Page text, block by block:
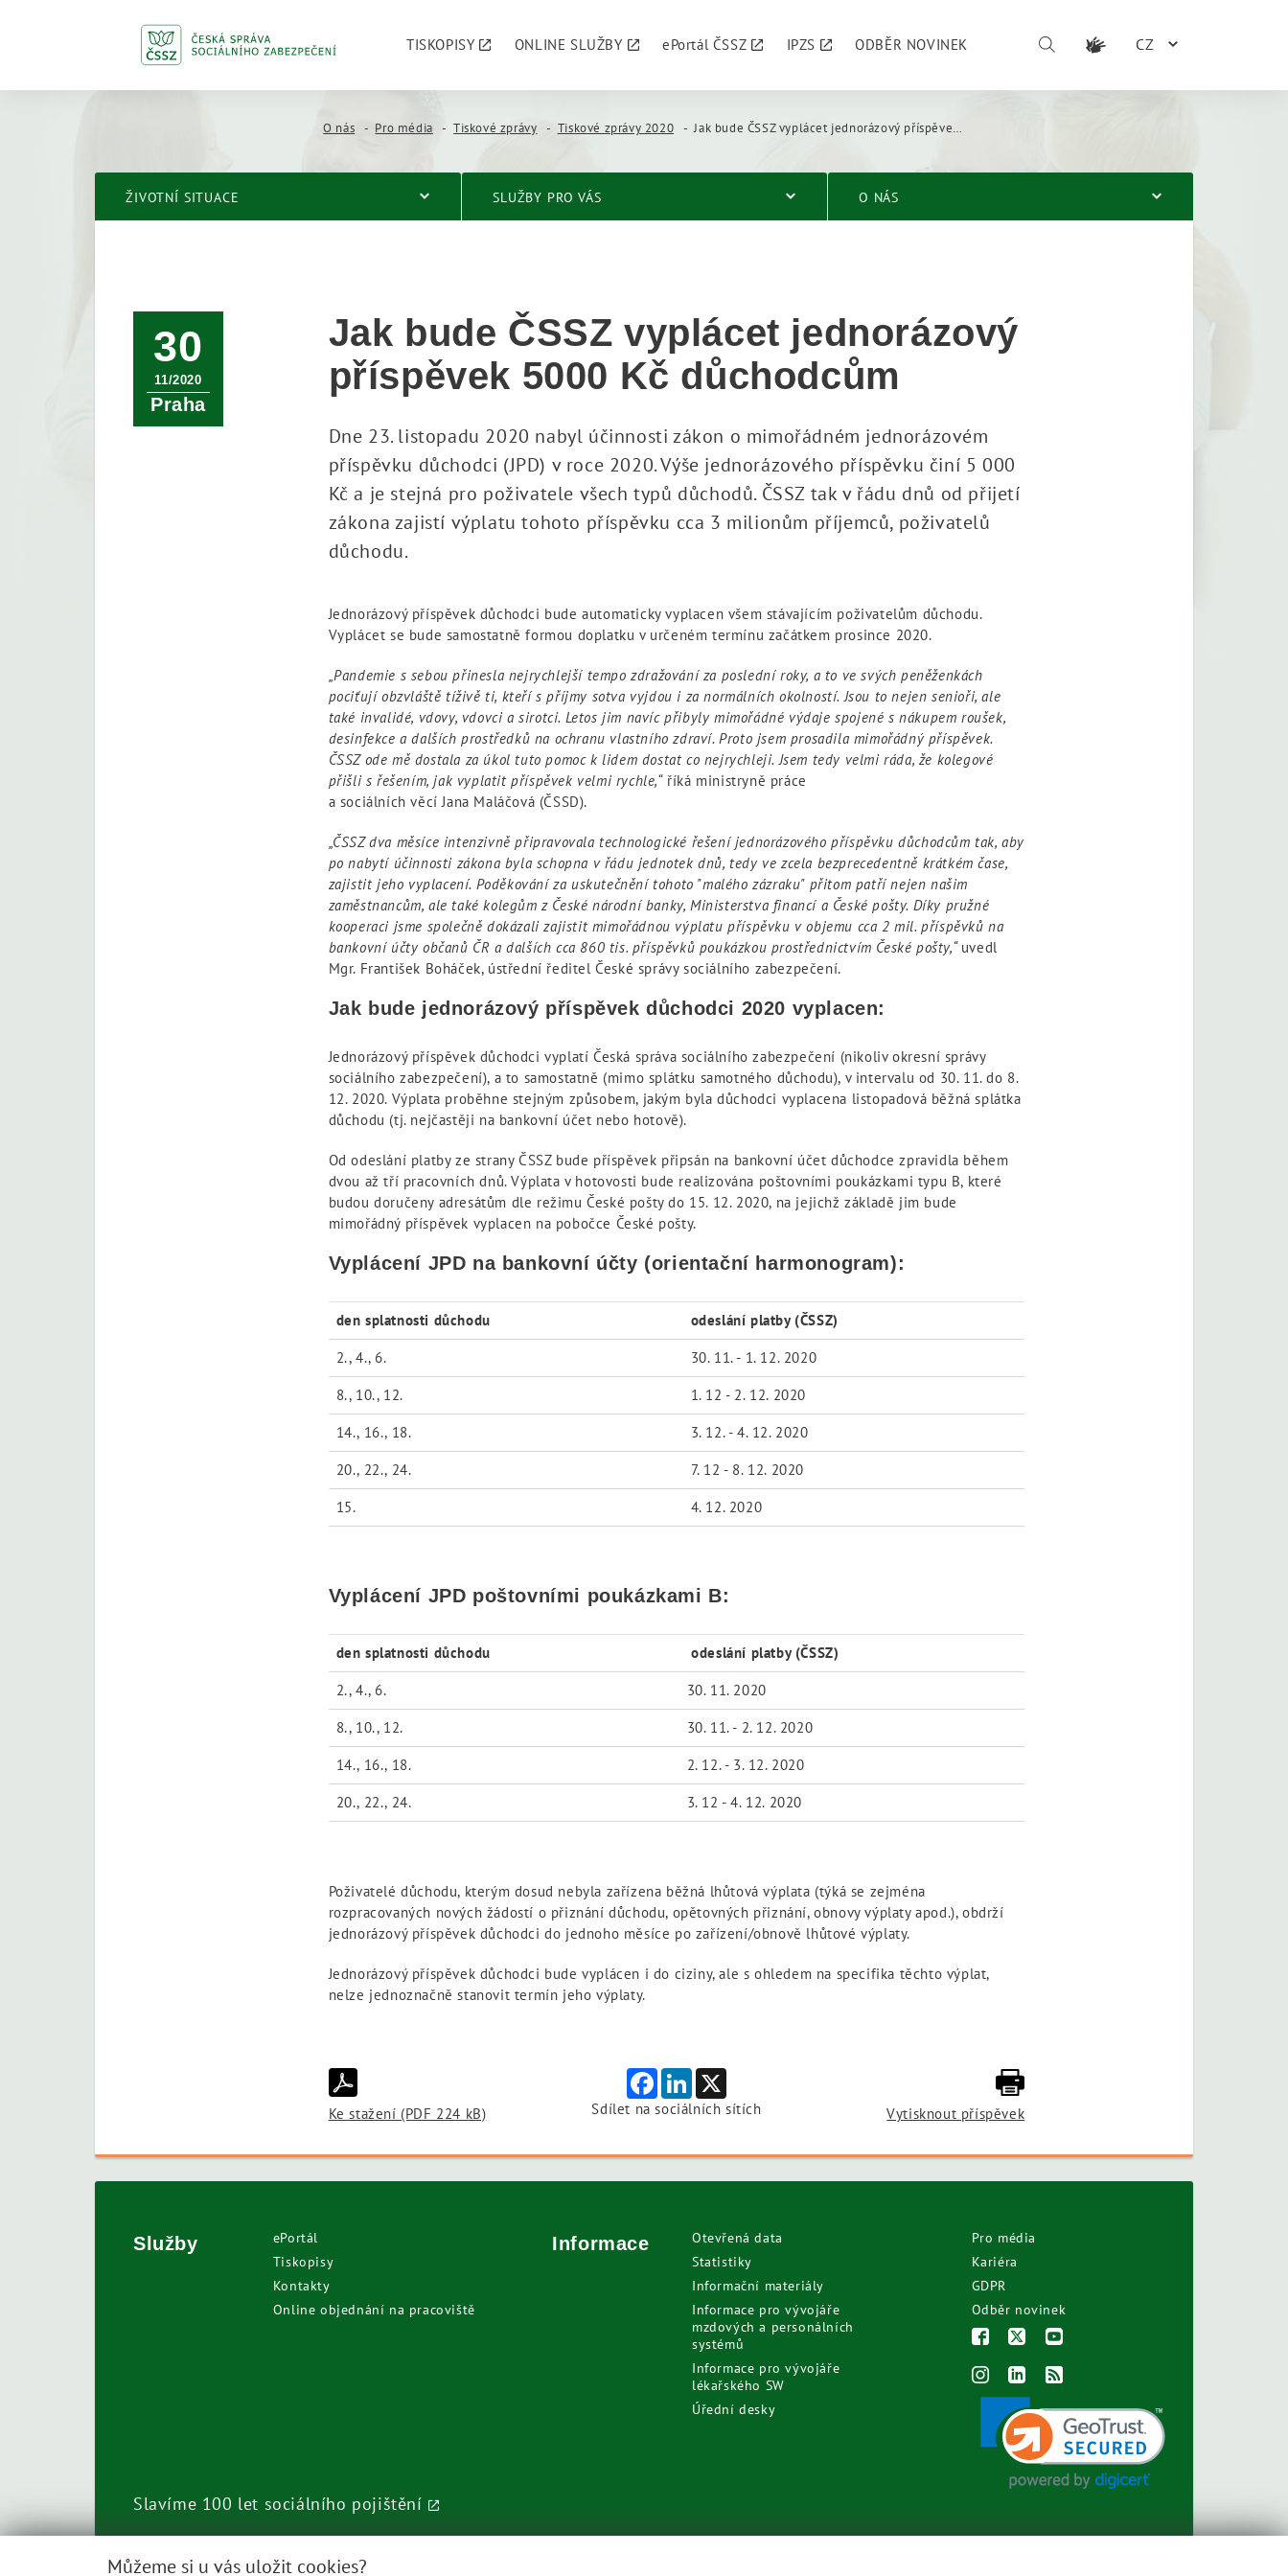
TISKOPISY ONLINE SLUŽBY ePortál ČSSZ IPZS ODBĚR NOVINEK CZ
O nás Pro média Tiskové zprávy Tiskové zprávy 2020 Jak bude ČSSZ vyplácet jednorázový příspěvek 5000 Kč důchodcům
ŽIVOTNÍ SITUACE SLUŽBY PRO VÁS O NÁS
30
11/2020
Praha
Jak bude ČSSZ vyplácet jednorázový
příspěvek 5000 Kč důchodcům
Dne 23. listopadu 2020 nabyl účinnosti zákon o mimořádném jednorázovém
příspěvku důchodci (JPD) v roce 2020. Výše jednorázového příspěvku činí 5 000
Kč a je stejná pro poživatele všech typů důchodů. ČSSZ tak v řádu dnů od přijetí
zákona zajistí výplatu tohoto příspěvku cca 3 milionům příjemců, poživatelů
důchodu.
Jednorázový příspěvek důchodci bude automaticky vyplacen všem stávajícím poživatelům důchodu.
Vyplácet se bude samostatně formou doplatku v určeném termínu začátkem prosince 2020.
„Pandemie s sebou přinesla nejrychlejší tempo zdražování za poslední roky, a to ve svých peněženkách
pociťují obzvláště tíživě ti, kteří s příjmy sotva vyjdou i za normálních okolností. Jsou to nejen senioři, ale
také invalidé, vdovy, vdovci a sirotci. Letos jim navíc přibyly mimořádné výdaje spojené s nákupem roušek,
desinfekce a dalších prostředků na ochranu vlastního zdraví. Proto jsem prosadila mimořádný příspěvek.
ČSSZ ode mě dostala za úkol tuto pomoc k lidem dostat co nejrychleji. Jsem tedy velmi ráda, že kolegové
přišli s řešením, jak vyplatit příspěvek velmi rychle,“říká ministryně práce
a sociálních věcí Jana Maláčová (ČSSD).
„ČSSZ dva měsíce intenzivně připravovala technologické řešení jednorázového příspěvku důchodcům tak, aby
po nabytí účinnosti zákona byla schopna v řádu jednotek dnů, tedy ve zcela bezprecedentně krátkém čase,
zajistit jeho vyplacení. Poděkování za uskutečnění tohoto "malého zázraku" přitom patří nejen našim
zaměstnancům, ale také kolegům z České národní banky, Ministerstva financí a České pošty. Díky pružné
kooperaci jsme společně dokázali zajistit mimořádnou výplatu příspěvku v objemu cca 2 mil. příspěvků na
bankovní účty občanů ČR a dalších cca 860 tis. příspěvků poukázkou prostřednictvím České pošty,“ uvedl
Mgr. František Boháček, ústřední ředitel České správy sociálního zabezpečení.
Jak bude jednorázový příspěvek důchodci 2020 vyplacen:
Jednorázový příspěvek důchodci vyplatí Česká správa sociálního zabezpečení (nikoliv okresní správy
sociálního zabezpečení), a to samostatně (mimo splátku samotného důchodu), v intervalu od 30. 11. do 8.
12. 2020. Výplata proběhne stejným způsobem, jakým byla důchodci vyplacena listopadová běžná splátka
důchodu (tj. nejčastěji na bankovní účet nebo hotově).
Od odeslání platby ze strany ČSSZ bude příspěvek připsán na bankovní účet důchodce zpravidla během
dvou až tří pracovních dnů. Výplata v hotovosti bude realizována poštovními poukázkami typu B, které
budou doručeny adresátům dle režimu České pošty do 15. 12. 2020, na jejichž základě jim bude
mimořádný příspěvek vyplacen na pobočce České pošty.
Vyplácení JPD na bankovní účty (orientační harmonogram):
den splatnosti důchodu odeslání platby (ČSSZ)
2., 4., 6. 30. 11. - 1. 12. 2020
8., 10., 12. 1. 12 - 2. 12. 2020
14., 16., 18. 3. 12. - 4. 12. 2020
20., 22., 24. 7. 12 - 8. 12. 2020
15. 4. 12. 2020
Vyplácení JPD poštovními poukázkami B:
den splatnosti důchodu odeslání platby (ČSSZ)
2., 4., 6. 30. 11. 2020
8., 10., 12. 30. 11. - 2. 12. 2020
14., 16., 18. 2. 12. - 3. 12. 2020
20., 22., 24. 3. 12 - 4. 12. 2020
Poživatelé důchodu, kterým dosud nebyla zařízena běžná lhůtová výplata (týká se zejména
rozpracovaných nových žádostí o přiznání důchodu, opětovných přiznání, obnovy výplaty apod.), obdrží
jednorázový příspěvek důchodci do jednoho měsíce po zařízení/obnově lhůtové výplaty.
Jednorázový příspěvek důchodci bude vyplácen i do ciziny, ale s ohledem na specifika těchto výplat,
nelze jednoznačně stanovit termín jeho výplaty.
Ke stažení (PDF 224 kB)
Facebook
LinkedIn
X
Sdílet na sociálních sítích
Vytisknout příspěvek
Služby
ePortál
Tiskopisy
Kontakty
Online objednání na pracoviště
Informace
Otevřená data
Statistiky
Informační materiály
Informace pro vývojáře
mzdových a personálních
systémů
Informace pro vývojáře
lékařského SW
Úřední desky
Pro média
Kariéra
GDPR
Odběr novinek
Slavíme 100 let sociálního pojištění
Můžeme si u vás uložit cookies?